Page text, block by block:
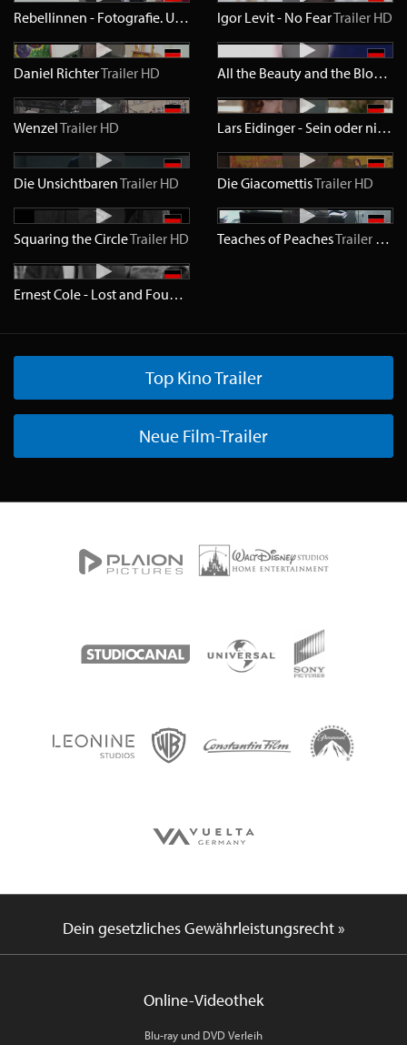
Rebellinnen - Fotografie. Underground. DDR. Trailer HD
Igor Levit - No FearTrailer HD
Daniel RichterTrailer HD All the Beauty and the Bloodshed
WenzelTrailer HD Lars Eidinger - Sein oder nicht Sein
Die UnsichtbarenTrailer HD Die GiacomettisTrailer HD
Squaring the CircleTrailer HD Teaches of PeachesTrailer HD
Ernest Cole - Lost and Found
Top Kino Trailer
Neue Film-Trailer
Dein gesetzliches Gewährleistungsrecht »
Online-Videothek
Blu-ray und DVD Verleih